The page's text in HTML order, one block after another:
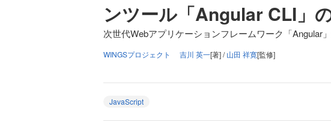
ンツール「Angular CLI」
次世代Webアプリケーションフレームワーク「Angular
WINGSプロジェクト 吉川 英一[著] /山田 祥寛[監修]
JavaScript